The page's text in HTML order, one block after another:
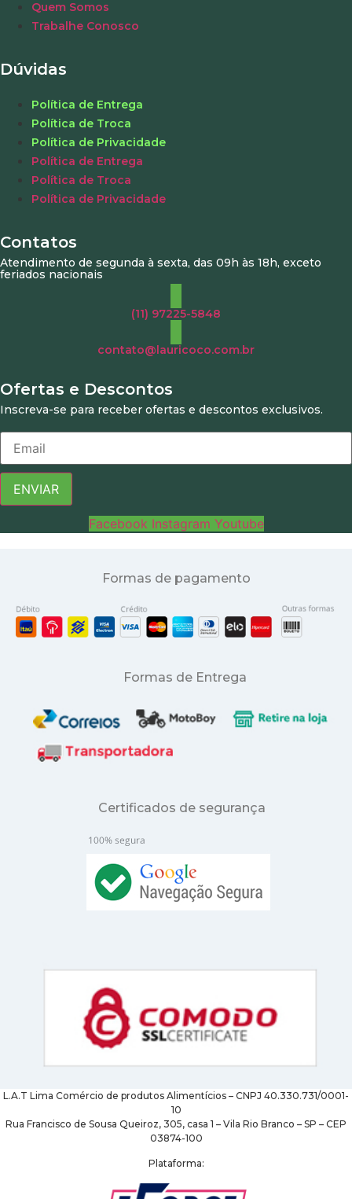
Quem Somos
Trabalhe Conosco
Dúvidas
Política de Entrega
Política de Troca
Política de Privacidade
Política de Entrega
Política de Troca
Política de Privacidade
Contatos
Atendimento de segunda à sexta, das 09h às 18h, exceto
feriados nacionais
(11) 97225-5848
contato@lauricoco.com.br
Ofertas e Descontos
Inscreva-se para receber ofertas e descontos exclusivos.
ENVIAR
Facebook Instagram Youtube
Formas de pagamento
Formas de Entrega
Certificados de segurança
L.A.T Lima Comércio de produtos Alimentícios – CNPJ 40.330.731/0001-
10
Rua Francisco de Sousa Queiroz, 305, casa 1 – Vila Rio Branco – SP – CEP
03874-100
Plataforma: